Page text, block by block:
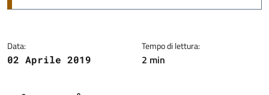
Data:
02 Aprile 2019
Tempo di lettura:
2 min